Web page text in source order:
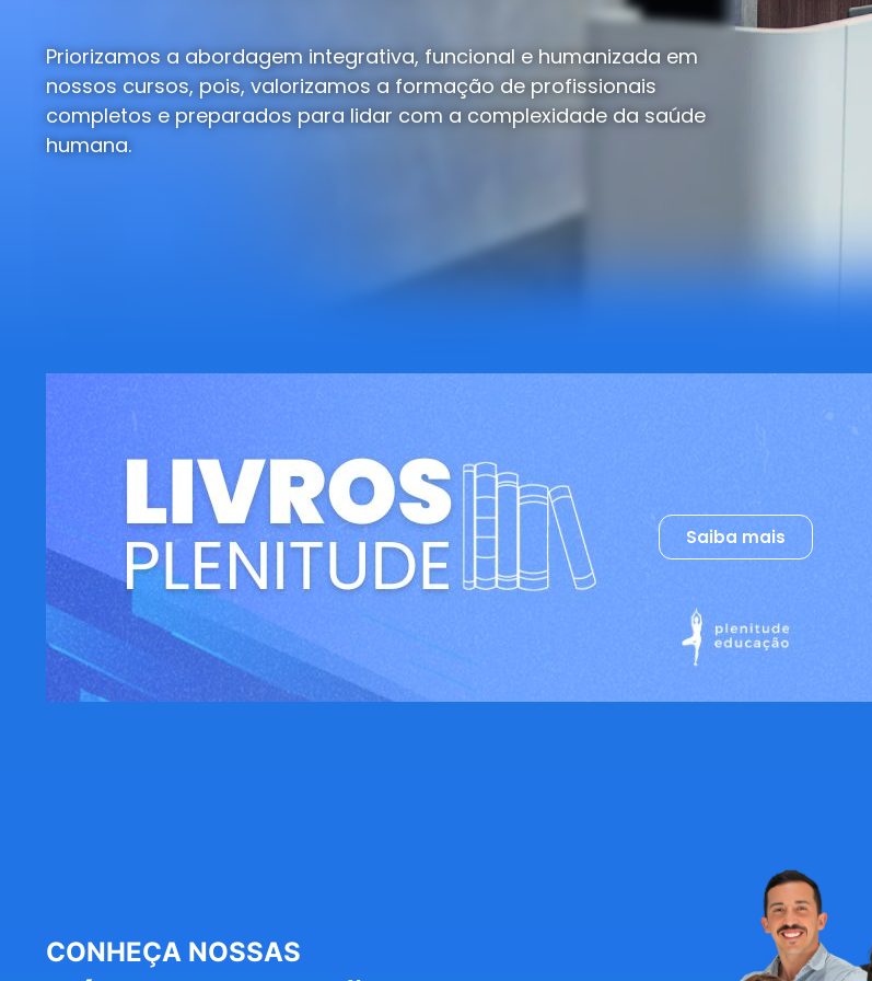
Priorizamos a abordagem integrativa, funcional e humanizada em
nossos cursos, pois, valorizamos a formação de profissionais
completos e preparados para lidar com a complexidade da saúde
humana.
Saiba mais
CONHEÇA NOSSAS